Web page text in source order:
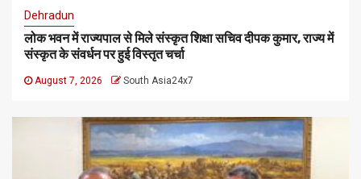
Dehradun
लोक भवन में राज्यपाल से मिले संस्कृत शिक्षा सचिव दीपक कुमार, राज्य में
संस्कृत के संवर्धन पर हुई विस्तृत चर्चा
August 7, 2026 South Asia24x7